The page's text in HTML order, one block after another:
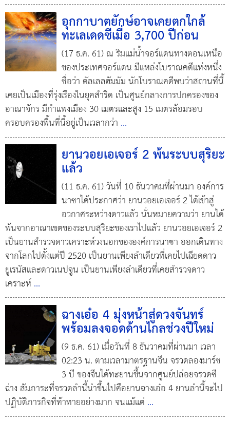
อุกกาบาตยักษ์อาจเคยตกใกล้
ทะเลเดดซีเมื่อ 3,700 ปีก่อน
(17 ธ.ค. 61) ณ ริมแม่น้ำจอร์แดนทางตอนเหนือ
ของประเทศจอร์แดน มีแหล่งโบราณคดีแห่งหนึ่ง
ชื่อว่า ตัลเลลฮัมมัม นักโบราณคดีพบว่าสถานที่นี้
เคยเป็นเมืองที่รุ่งเรืองในยุคสำริด เป็นศูนย์กลางการปกครองของ
อาณาจักร มีกำแพงเมือง 30 เมตรและสูง 15 เมตรล้อมรอบ
ครอบครองพื้นที่นี้อยู่เป็นเวลากว่า ...
ยานวอยเอเจอร์ 2 พ้นระบบสุริยะ
แล้ว
(11 ธ.ค. 61) วันที่ 10 ธันวาคมที่ผ่านมา องค์การ
นาซาได้ประกาศว่า ยานวอยเอเจอร์ 2 ได้เข้าสู่
อวกาศระหว่างดาวแล้ว นั่นหมายความว่า ยานได้
พ้นจากอาณาเขตของระบบสุริยะของเราไปแล้ว ยานวอยเอเจอร์ 2
เป็นยานสำรวจดาวเคราะห์วงนอกขององค์การนาซา ออกเดินทาง
จากโลกไปตั้งแต่ปี 2520 เป็นยานเพียงลำเดียวที่เคยไปเฉียดดาว
ยูเรนัสและดาวเนปจูน เป็นยานเพียงลำเดียวที่เคยสำรวจดาว
เคราะห์...
ฉางเอ๋อ 4 มุ่งหน้าสู่ดวงจันทร์
พร้อมลงจอดด้านไกลช่วงปีใหม่
(9 ธ.ค. 61) เมื่อวันที่ 8 ธันวาคมที่ผ่านมา เวลา
02:23 น. ตามเวลามาตรฐานจีน จรวดลองมาร์ช
3 บี ของจีนได้ทะยานขึ้นจากศูนย์ปล่อยจรวดซี
ฉ่าง สัมภาระที่จรวดลำนี้นำขึ้นไปคือยานฉางเอ๋อ 4 ยานลำนี้จะไป
ปฏิบัติภารกิจที่ท้าทายอย่างมาก จนแม้แต่ ...